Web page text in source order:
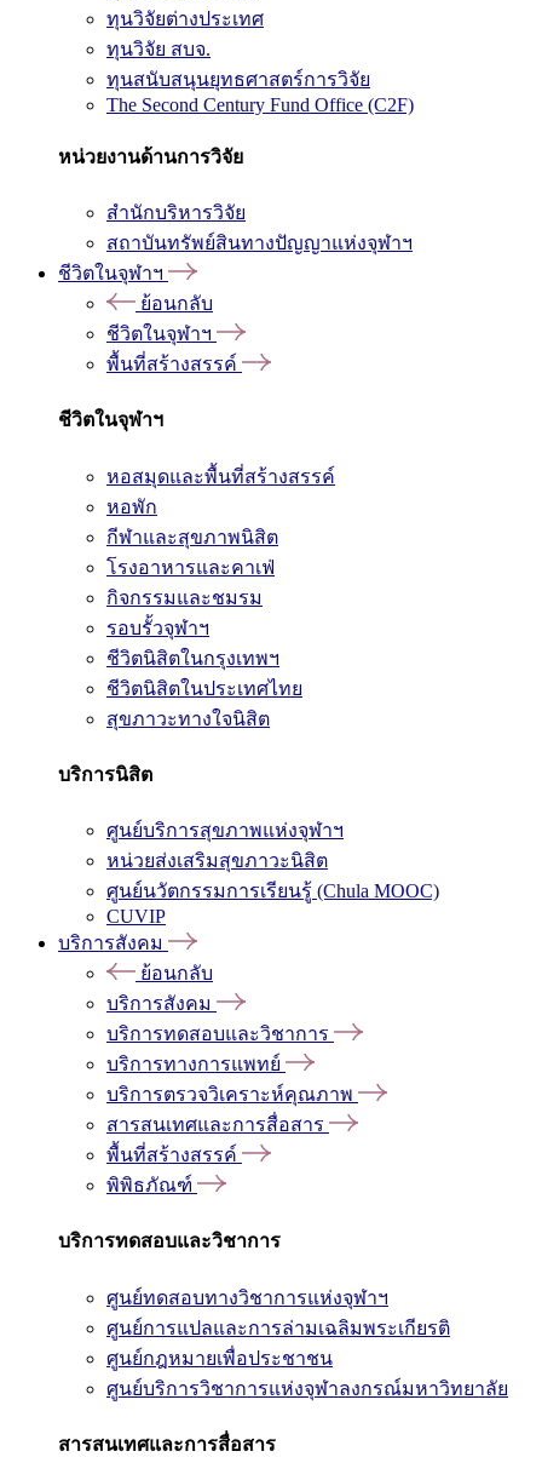
ทุนวิจัยต่างประเทศ
ทุนวิจัย สบจ.
ทุนสนับสนุนยุทธศาสตร์การวิจัย
The Second Century Fund Office (C2F)
หน่วยงานด้านการวิจัย
สำนักบริหารวิจัย
สถาบันทรัพย์สินทางปัญญาแห่งจุฬาฯ
ชีวิตในจุฬาฯ
ย้อนกลับ
ชีวิตในจุฬาฯ
พื้นที่สร้างสรรค์
ชีวิตในจุฬาฯ
หอสมุดและพื้นที่สร้างสรรค์
หอพัก
กีฬาและสุขภาพนิสิต
โรงอาหารและคาเฟ่
กิจกรรมและชมรม
รอบรั้วจุฬาฯ
ชีวิตนิสิตในกรุงเทพฯ
ชีวิตนิสิตในประเทศไทย
สุขภาวะทางใจนิสิต
บริการนิสิต
ศูนย์บริการสุขภาพแห่งจุฬาฯ
หน่วยส่งเสริมสุขภาวะนิสิต
ศูนย์นวัตกรรมการเรียนรู้ (Chula MOOC)
CUVIP
บริการสังคม
ย้อนกลับ
บริการสังคม
บริการทดสอบและวิชาการ
บริการทางการแพทย์
บริการตรวจวิเคราะห์คุณภาพ
สารสนเทศและการสื่อสาร
พื้นที่สร้างสรรค์
พิพิธภัณฑ์
บริการทดสอบและวิชาการ
ศูนย์ทดสอบทางวิชาการแห่งจุฬาฯ
ศูนย์การแปลและการล่ามเฉลิมพระเกียรติ
ศูนย์กฎหมายเพื่อประชาชน
ศูนย์บริการวิชาการแห่งจุฬาลงกรณ์มหาวิทยาลัย
สารสนเทศและการสื่อสาร